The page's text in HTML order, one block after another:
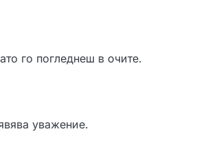
го погледнеш в очите.
уважение.